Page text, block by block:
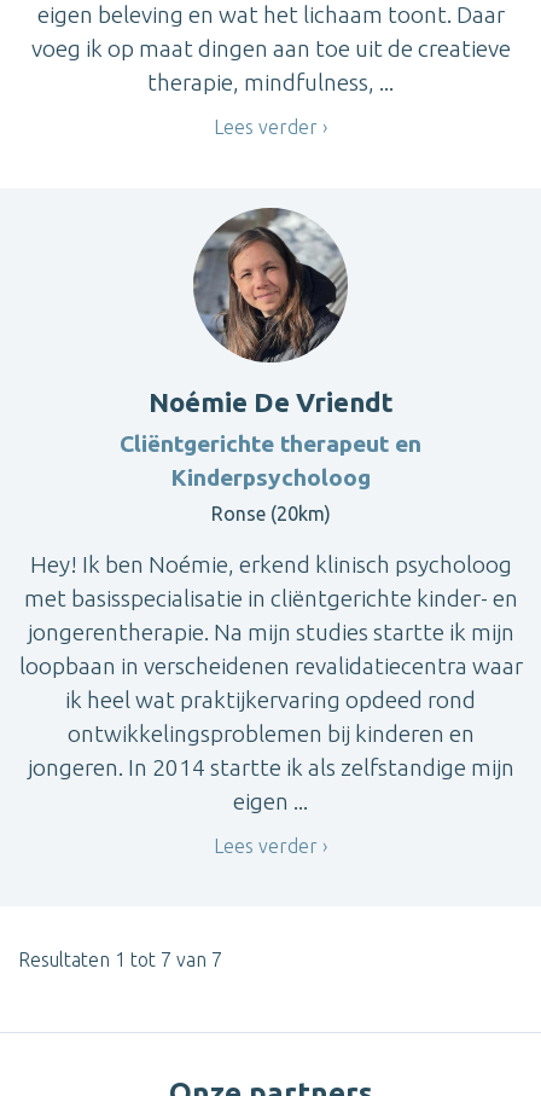
eigen beleving en wat het lichaam toont. Daar
voeg ik op maat dingen aan toe uit de creatieve
therapie, mindfulness, ...
Lees verder
Noémie De Vriendt
Cliëntgerichte therapeut en
Kinderpsycholoog
Ronse (20km)
Hey! Ik ben Noémie, erkend klinisch psycholoog
met basisspecialisatie in cliëntgerichte kinder- en
jongerentherapie. Na mijn studies startte ik mijn
loopbaan in verscheidenen revalidatiecentra waar
ik heel wat praktijkervaring opdeed rond
ontwikkelingsproblemen bij kinderen en
jongeren. In 2014 startte ik als zelfstandige mijn
eigen ...
Lees verder
Resultaten 1 tot 7 van 7